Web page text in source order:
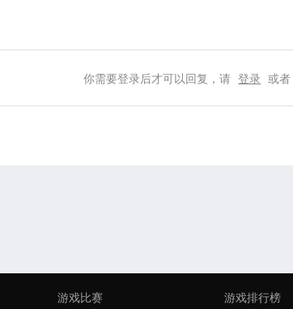
你需要登录后才可以回复，请 登录 或者
游戏比赛 游戏排行榜